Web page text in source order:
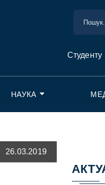
Студенту
НАУКА
26.03.2019